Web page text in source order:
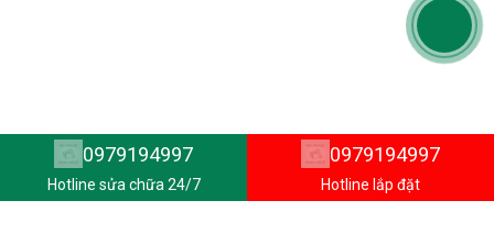
0979194997
Hotline sửa chữa 24/7
0979194997
Hotline lắp đặt